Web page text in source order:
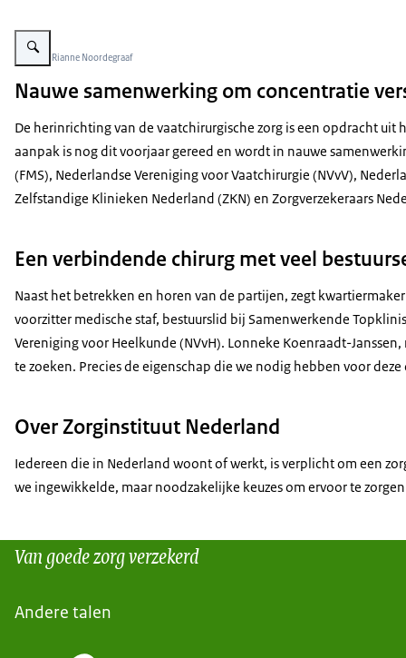
Vergroot afbeelding De foto toont een portret van Peter Go.
Beeld: © Rianne Noordegraaf
Nauwe samenwerking om concentratie
De herinrichting van de vaatchirurgische zorg is een opdracht
aanpak is nog dit voorjaar gereed en wordt in nauwe
(FMS), Nederlandse Vereniging voor Vaatchirurgie (NVvV),
Zelfstandige Klinieken Nederland (ZKN) en Zorgverzekeraars
Een verbindende chirurg met veel
Naast het betrekken en horen van de partijen, zegt
voorzitter medische staf, bestuurslid bij Samenwerkende
Vereniging voor Heelkunde (NVvH). Lonneke Koenraadt-
te zoeken. Precies de eigenschap die we nodig hebben voor
Over Zorginstituut Nederland
Iedereen die in Nederland woont of werkt, is verplicht om een
we ingewikkelde, maar noodzakelijke keuzes om ervoor te
Van goede zorg verzekerd
Andere talen